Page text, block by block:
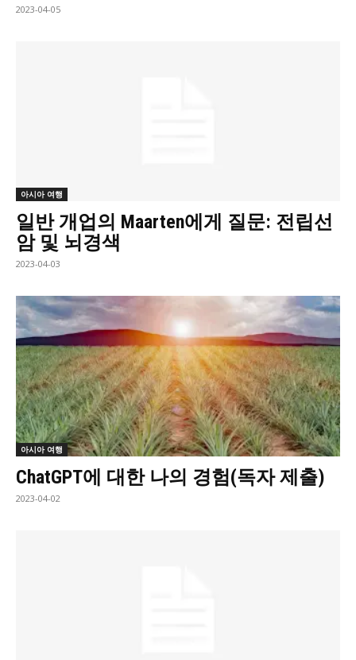
2023-04-05
아시아 여행
일반 개업의 Maarten에게 질문: 전립선
암 및 뇌경색
2023-04-03
아시아 여행
ChatGPT에 대한 나의 경험(독자 제출)
2023-04-02